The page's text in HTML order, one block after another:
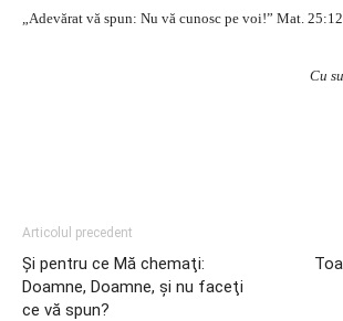
„Adevărat vă spun: Nu vă cunosc pe voi!” Mat.
Cu
Articolul precedent
Şi pentru ce Mă chemaţi:
Doamne, Doamne, şi nu faceţi
ce vă spun?